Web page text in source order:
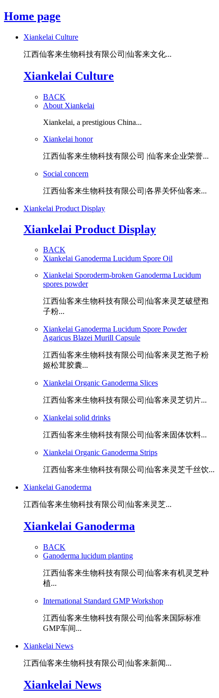
Home page
Xiankelai Culture
江西仙客来生物科技有限公司|仙客来文化...
Xiankelai Culture
BACK
About Xiankelai
Xiankelai, a prestigious China...
Xiankelai honor
江西仙客来生物科技有限公司 |仙客来企业荣誉...
Social concern
江西仙客来生物科技有限公司|各界关怀仙客来...
Xiankelai Product Display
Xiankelai Product Display
BACK
Xiankelai Ganoderma Lucidum Spore Oil
Xiankelai Sporoderm-broken Ganoderma Lucidum
spores powder
江西仙客来生物科技有限公司|仙客来灵芝破壁孢
子粉...
Xiankelai Ganoderma Lucidum Spore Powder
Agaricus Blazei Murill Capsule
江西仙客来生物科技有限公司|仙客来灵芝孢子粉
姬松茸胶囊...
Xiankelai Organic Ganoderma Slices
江西仙客来生物科技有限公司|仙客来灵芝切片...
Xiankelai solid drinks
江西仙客来生物科技有限公司|仙客来固体饮料...
Xiankelai Organic Ganoderma Strips
江西仙客来生物科技有限公司|仙客来灵芝千丝饮...
Xiankelai Ganoderma
江西仙客来生物科技有限公司|仙客来灵芝...
Xiankelai Ganoderma
BACK
Ganoderma lucidum planting
江西仙客来生物科技有限公司|仙客来有机灵芝种
植...
International Standard GMP Workshop
江西仙客来生物科技有限公司|仙客来国际标准
GMP车间...
Xiankelai News
江西仙客来生物科技有限公司|仙客来新闻...
Xiankelai News